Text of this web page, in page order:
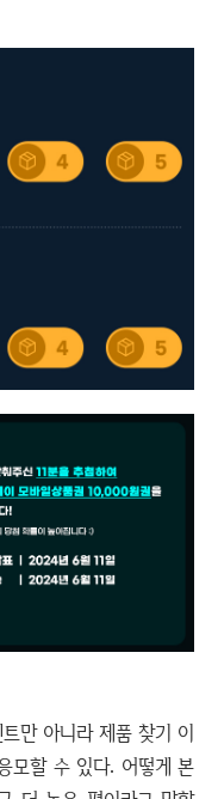
만 아니라 제품 찾기 이
모할 수 있다. 어떻게 본